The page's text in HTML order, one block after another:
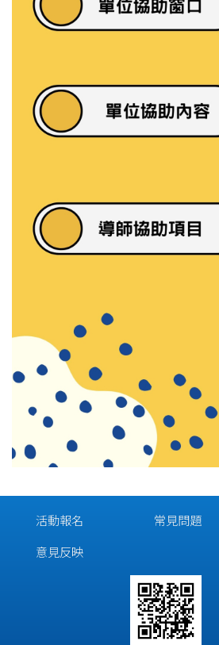
活動報名
意見反映
常見問題